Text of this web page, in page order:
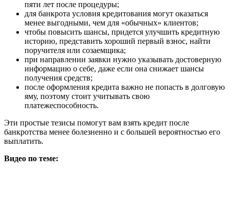
пяти лет после процедуры;
для банкрота условия кредитования могут оказаться
менее выгодными, чем для «обычных» клиентов;
чтобы повысить шансы, придется улучшить кредитную
историю, представить хороший первый взнос, найти
поручителя или созаемщика;
при направлении заявки нужно указывать достоверную
информацию о себе, даже если она снижает шансы
получения средств;
после оформления кредита важно не попасть в долговую
яму, поэтому стоит учитывать свою
платежеспособность.
Эти простые тезисы помогут вам взять кредит после
банкротства менее болезненно и с большей вероятностью его
выплатить.
Видео по теме: